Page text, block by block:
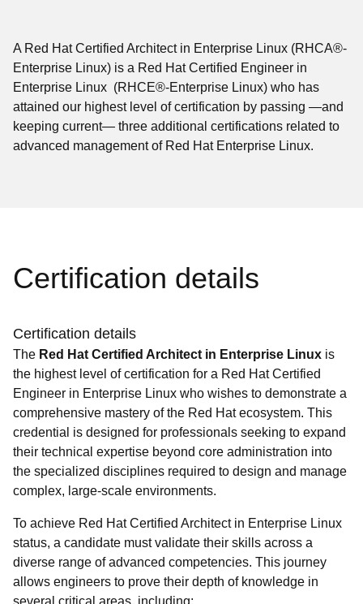
A Red Hat Certified Architect in Enterprise Linux (RHCA®-
Enterprise Linux) is a Red Hat Certified Engineer in
Enterprise Linux (RHCE®-Enterprise Linux) who has
attained our highest level of certification by passing —and
keeping current— three additional certifications related to
advanced management of Red Hat Enterprise Linux.
Certification details
Certification details
The Red Hat Certified Architect in Enterprise Linux is
the highest level of certification for a Red Hat Certified
Engineer in Enterprise Linux who wishes to demonstrate a
comprehensive mastery of the Red Hat ecosystem. This
credential is designed for professionals seeking to expand
their technical expertise beyond core administration into
the specialized disciplines required to design and manage
complex, large-scale environments.
To achieve Red Hat Certified Architect in Enterprise Linux
status, a candidate must validate their skills across a
diverse range of advanced competencies. This journey
allows engineers to prove their depth of knowledge in
several critical areas, including: